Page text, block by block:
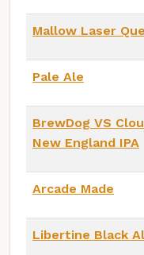
Mallow Laser
Pale Ale
BrewDog VS
New England IPA
Arcade Made
Libertine Black